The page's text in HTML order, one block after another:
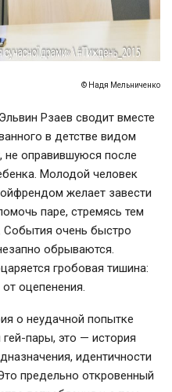
© Надя Мельниченко
Рзаев сводит вместе
в детстве видом
не оправившуюся после
Молодой человек
желает завести
паре, стремясь тем
События очень быстро
обрываются.
гробовая тишина:
оцепенения.
о неудачной попытке
гей-пары, это — история
идентичности
предельно откровенный